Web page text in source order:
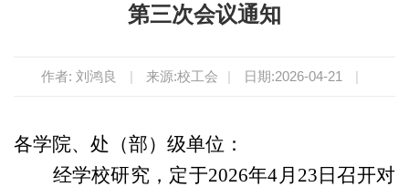
第三次会议通知
作者: 刘鸿良 | 来源:校工会 | 日期:2026-04-21 |
各学院、处（部）级单位：
经学校研究，定于2026年4月 23 日召开对